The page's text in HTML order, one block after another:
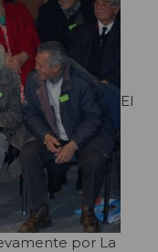
El
por La